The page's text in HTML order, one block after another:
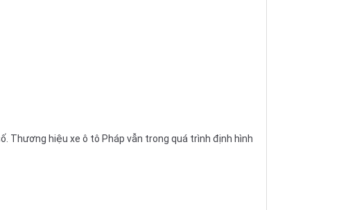
Thương hiệu xe ô tô Pháp vẫn trong quá trình định hình